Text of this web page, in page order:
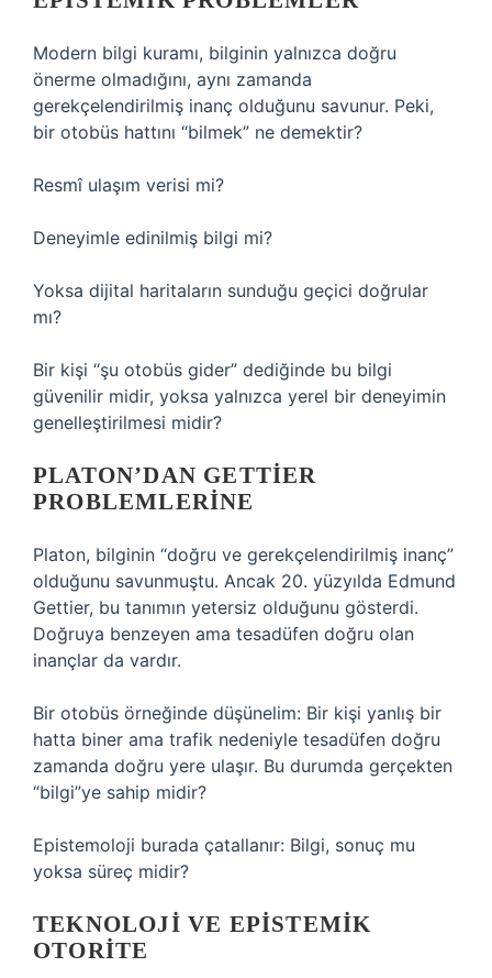
Modern bilgi kuramı, bilginin yalnızca doğru
önerme olmadığını, aynı zamanda
gerekçelendirilmiş inanç olduğunu savunur. Peki,
bir otobüs hattını “bilmek” ne demektir?
Resmî ulaşım verisi mi?
Deneyimle edinilmiş bilgi mi?
Yoksa dijital haritaların sunduğu geçici doğrular
mı?
Bir kişi “şu otobüs gider” dediğinde bu bilgi
güvenilir midir, yoksa yalnızca yerel bir deneyimin
genelleştirilmesi midir?
PLATON’DAN GETTIER
PROBLEMLERINE
Platon, bilginin “doğru ve gerekçelendirilmiş inanç”
olduğunu savunmuştu. Ancak 20. yüzyılda Edmund
Gettier, bu tanımın yetersiz olduğunu gösterdi.
Doğruya benzeyen ama tesadüfen doğru olan
inançlar da vardır.
Bir otobüs örneğinde düşünelim: Bir kişi yanlış bir
hatta biner ama trafik nedeniyle tesadüfen doğru
zamanda doğru yere ulaşır. Bu durumda gerçekten
“bilgi”ye sahip midir?
Epistemoloji burada çatallanır: Bilgi, sonuç mu
yoksa süreç midir?
TEKNOLOJI VE EPISTEMIK
OTORITE